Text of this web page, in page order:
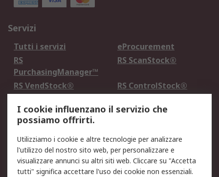
Servizi
Tutti i servizi
eProcurement
RS
PurchasingManager™
RS ScanStock®
RS VendStock®
RS ControlStock®
Legale
Informativa Cookie
Informativa Privacy -
Aggiornata
Email Security
Termini d'uso
I cookie influenzano il servizio che
possiamo offrirti.
Utilizziamo i cookie e altre tecnologie per analizzare
l'utilizzo del nostro sito web, per personalizzare e
visualizzare annunci su altri siti web. Cliccare su "Accetta
tutti" significa accettare l'uso dei cookie non essenziali.